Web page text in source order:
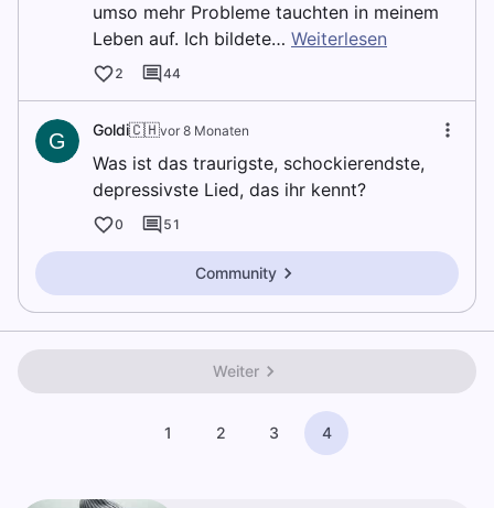
umso mehr Probleme tauchten in meinem
Leben auf. Ich bildete… Weiterlesen
2 44
G Goldi🇨🇭vor 8 Monaten
Was ist das traurigste, schockierendste,
depressivste Lied, das ihr kennt?
0 51
Community
Weiter
1 2 3 4